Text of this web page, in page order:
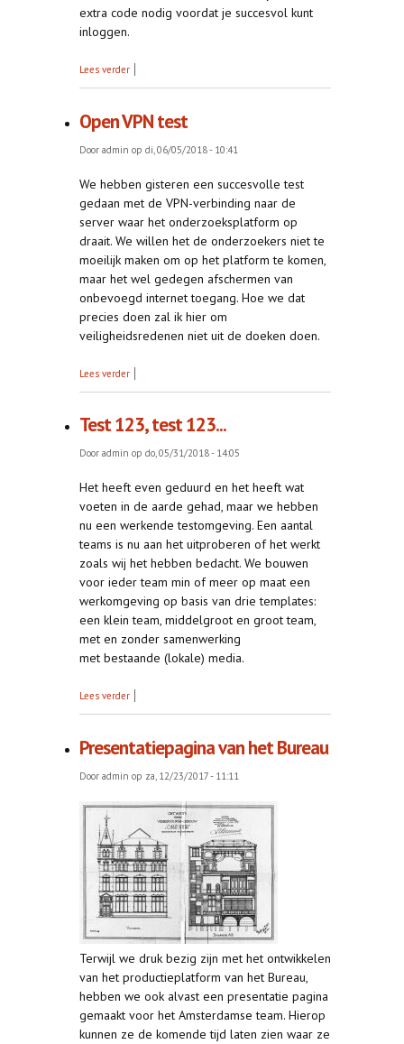
extra code nodig voordat je succesvol kunt
inloggen.
Lees verder over Twee-factor-authenticatie (2FA)
Open VPN test
Door admin op di, 06/05/2018 - 10:41
We hebben gisteren een succesvolle test
gedaan met de VPN-verbinding naar de
server waar het onderzoeksplatform op
draait. We willen het de onderzoekers niet te
moeilijk maken om op het platform te komen,
maar het wel gedegen afschermen van
onbevoegd internet toegang. Hoe we dat
precies doen zal ik hier om
veiligheidsredenen niet uit de doeken doen.
Lees verder over Open VPN test
Test 123, test 123...
Door admin op do, 05/31/2018 - 14:05
Het heeft even geduurd en het heeft wat
voeten in de aarde gehad, maar we hebben
nu een werkende testomgeving. Een aantal
teams is nu aan het uitproberen of het werkt
zoals wij het hebben bedacht. We bouwen
voor ieder team min of meer op maat een
werkomgeving op basis van drie templates:
een klein team, middelgroot en groot team,
met en zonder samenwerking
met bestaande (lokale) media.
Lees verder over Test 123, test 123...
Presentatiepagina van het Bureau
Door admin op za, 12/23/2017 - 11:11
Terwijl we druk bezig zijn met het ontwikkelen
van het productieplatform van het Bureau,
hebben we ook alvast een presentatie pagina
gemaakt voor het Amsterdamse team. Hierop
kunnen ze de komende tijd laten zien waar ze